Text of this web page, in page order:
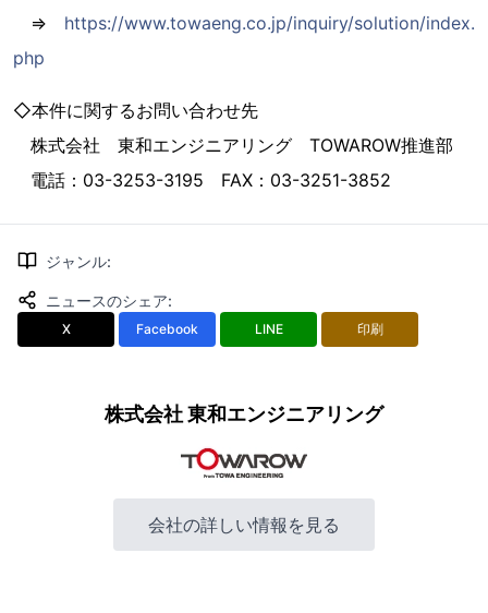
⇒ https://www.towaeng.co.jp/inquiry/solution/index.
php
◇本件に関するお問い合わせ先
株式会社 東和エンジニアリング TOWAROW推進部
電話：03-3253-3195 FAX：03-3251-3852
ジャンル:
ニュースのシェア:
X Facebook LINE 印刷
株式会社 東和エンジニアリング
会社の詳しい情報を見る